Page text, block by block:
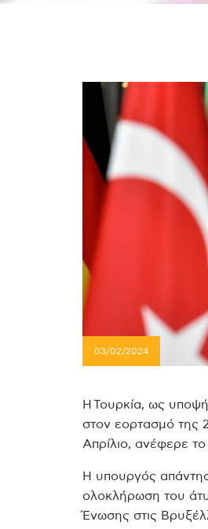
03/02/2024
Η Τουρκία, ως
στον εορτασμό της
Απρίλιο, ανέφερε
Η υπουργός
ολοκλήρωση του
Ένωσης στις